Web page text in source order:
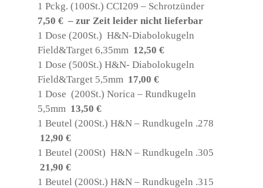
1 Pckg. (100St.) CCI209 – Schrotzünder
7,50 € – zur Zeit leider nicht lieferbar
1 Dose (200St.) H&N-Diabolokugeln
Field&Target 6,35mm 12,50 €
1 Dose (500St.)H&N- Diabolokugeln
Field&Target 5,5mm 17,00 €
1 Dose (200St.) Norica – Rundkugeln
5,5mm 13,50 €
1 Beutel (200St.)H&N – Rundkugeln .278
12,90 €
1 Beutel (200St) H&N – Rundkugeln .305
21,90 €
1 Beutel (200St.) H&N – Rundkugeln .315